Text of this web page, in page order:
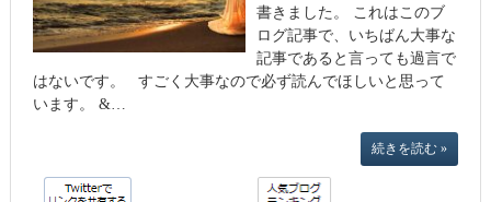
書きました。 これはこのブ
ログ記事で、いちばん大事な
記事であると言っても過言で
はないです。 すごく大事なので必ず読んでほしいと思って
います。 &…
続きを読む »